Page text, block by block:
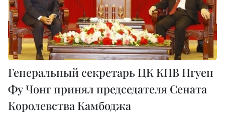
Генеральный секретарь ЦК КПВ Нгуен
Фу Чонг принял председателя Сената
Королевства Камбоджа